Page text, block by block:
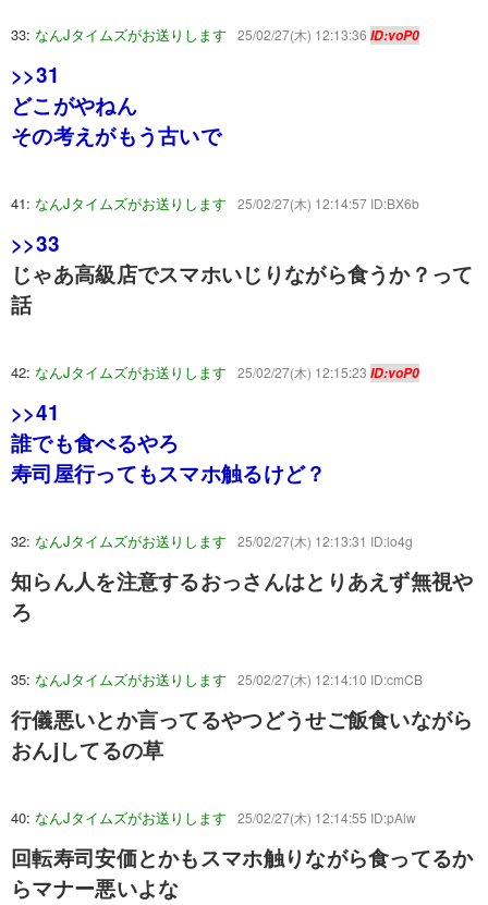
33: なんJタイムズがお送りします 25/02/27(木) 12:13:36 ID:voP0
>>31
どこがやねん
その考えがもう古いで
41: なんJタイムズがお送りします 25/02/27(木) 12:14:57 ID:BX6b
>>33
じゃあ高級店でスマホいじりながら食うか？って
話
42: なんJタイムズがお送りします 25/02/27(木) 12:15:23 ID:voP0
>>41
誰でも食べるやろ
寿司屋行ってもスマホ触るけど？
32: なんJタイムズがお送りします 25/02/27(木) 12:13:31 ID:lo4g
知らん人を注意するおっさんはとりあえず無視や
ろ
35: なんJタイムズがお送りします 25/02/27(木) 12:14:10 ID:cmCB
行儀悪いとか言ってるやつどうせご飯食いながら
おんjしてるの草
40: なんJタイムズがお送りします 25/02/27(木) 12:14:55 ID:pAlw
回転寿司安価とかもスマホ触りながら食ってるか
らマナー悪いよな